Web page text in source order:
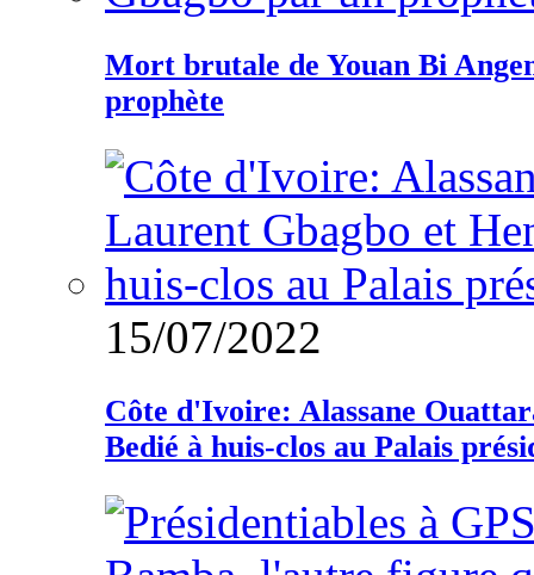
Mort brutale de Youan Bi
prophète
15/07/2022
Côte d'Ivoire: Alassane
Bedié à huis-clos au Palais